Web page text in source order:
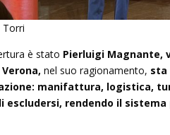
Torri
è stato Pierluigi Magnante,
nel suo ragionamento, sta
manifattura, logistica,
escludersi, rendendo il